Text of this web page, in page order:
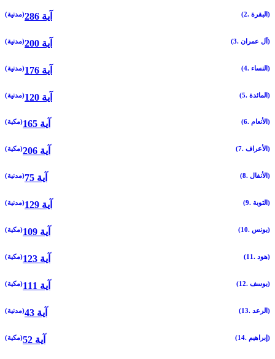
(2. البقرة) (مدنية) 286 آية
(3. آل عمران) (مدنية) 200 آية
(4. النساء) (مدنية) 176 آية
(5. المائدة) (مدنية) 120 آية
(6. الأنعام) (مكية) 165 آية
(7. الأعراف) (مكية) 206 آية
(8. الأنفال) (مدنية) 75 آية
(9. التوبة) (مدنية) 129 آية
(10. يونس) (مكية) 109 آية
(11. هود) (مكية) 123 آية
(12. يوسف) (مكية) 111 آية
(13. الرعد) (مدنية) 43 آية
(14. إبراهيم) (مكية) 52 آية